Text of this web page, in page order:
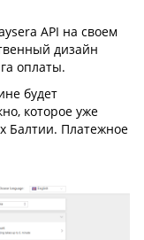
API на своем
дизайн
оплаты.
будет
которое уже
Балтии. Платежное